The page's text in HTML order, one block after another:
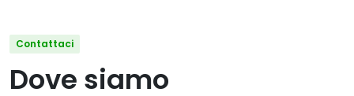
Contattaci
Dove siamo